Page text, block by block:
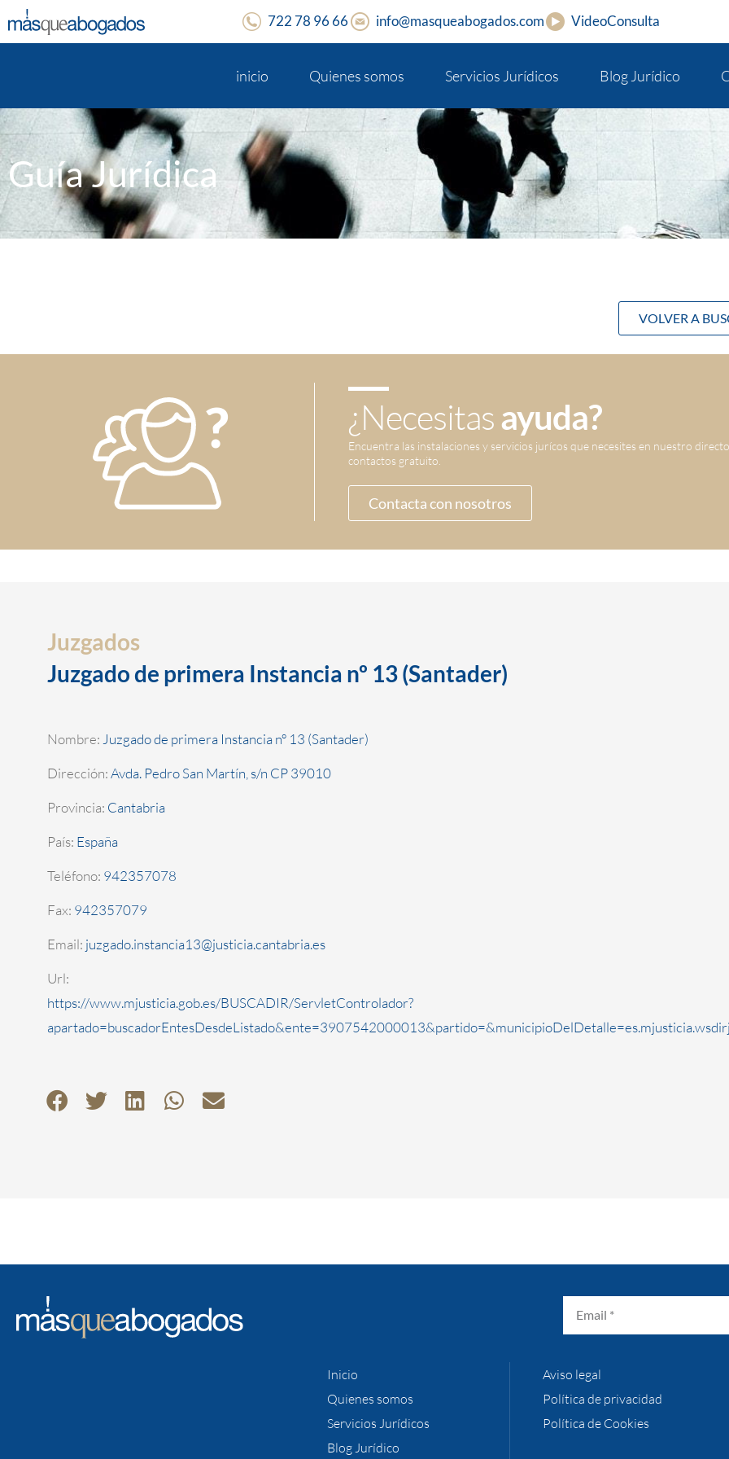
722 78 96 66 info@masqueabogados.com VideoConsulta
inicio Quienes somos Servicios Jurídicos Blog Jurídico
Guía Jurídica
VOLVER A
¿Necesitasayuda?
Encuentra las instalaciones y servicios jurícos que necesites en nuestro
contactos gratuito.
Contacta con nosotros
Juzgados
Juzgado de primera Instancia nº 13 (Santader)
Nombre:Juzgado de primera Instancia nº 13 (Santader)
Dirección:Avda. Pedro San Martín, s/n CP 39010
Provincia: Cantabria
País: España
Teléfono: 942357078
Fax: 942357079
Email: juzgado.instancia13@justicia.cantabria.es
Url:
https://www.mjusticia.gob.es/BUSCADIR/ServletControlador?
Inicio
Quienes somos
Servicios Jurídicos
Blog Jurídico
Aviso legal
Política de privacidad
Política de Cookies